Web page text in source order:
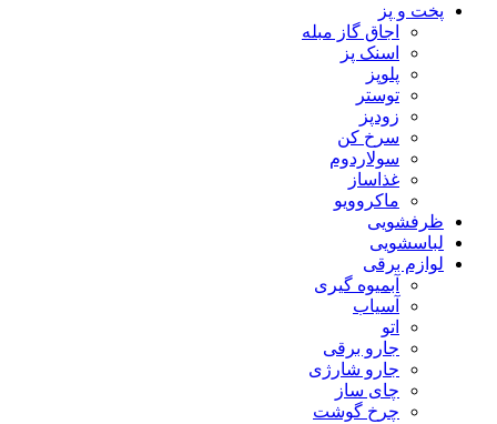
پخت و پز
اجاق گاز مبله
اسنک پز
پلوپز
توستر
زودپز
سرخ کن
سولاردوم
غذاساز
ماکروویو
ظرفشویی
لباسشویی
لوازم برقی
آبمیوه گیری
آسیاب
اتو
جارو برقی
جارو شارژی
چای ساز
چرخ گوشت